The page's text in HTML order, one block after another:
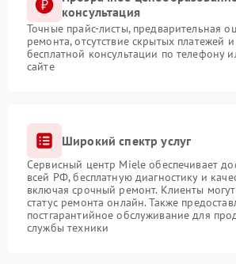
консультация
Точные прайс-листы, предварительная
ремонта, отсутствие скрытых платежей
бесплатной консультации по телефону
сайте
Широкий спектр услуг
Сервисный центр Miele обеспечивает
всей РФ, бесплатную диагностику и
включая срочный ремонт. Клиенты
статус ремонта онлайн. Также
постгарантийное обслуживание для
службы техники